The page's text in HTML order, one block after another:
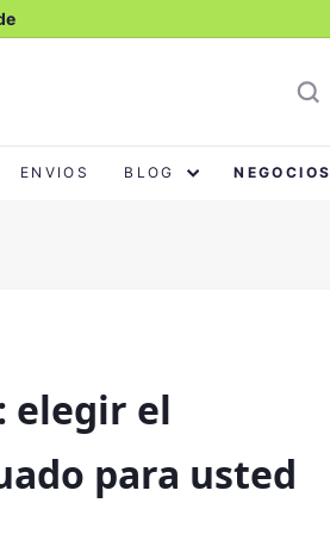
ENVIOS BLOG NEGOCIOS
elegir el
para usted